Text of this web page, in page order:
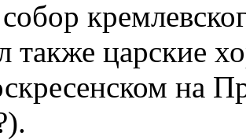
также царские
на